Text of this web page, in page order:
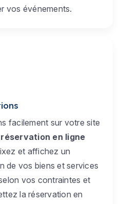
vos événements.
facilement sur votre site
en ligne
et affichez un
de vos biens et services
vos contraintes et
la réservation en